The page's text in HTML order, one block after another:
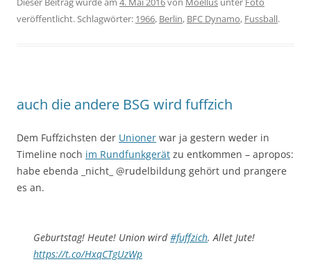
veröffentlicht. Schlagwörter: 1966, Berlin, BFC Dynamo, Fussball.
auch die andere BSG wird fuffzich
Dem Fuffzichsten der Unioner war ja gestern weder in
Timeline noch im Rundfunkgerät zu entkommen – apropos:
habe ebenda _nicht_ @rudelbildung gehört und prangere
es an.
Geburtstag! Heute! Union wird#fuffzich. Allet Jute!
https://t.co/HxqCTgUzWp